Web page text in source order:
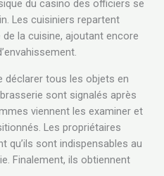
du casino des officiers se
Les cuisiniers repartent
la cuisine, ajoutant encore
déclarer tous les objets en
sont signalés après
viennent les examiner et
Les propriétaires
qu’ils sont indispensables au
Finalement, ils obtiennent